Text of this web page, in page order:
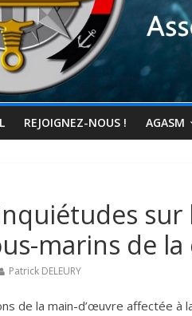
REJOIGNEZ-NOUS ! AGASM
marins de la
Patrick DELEURY
de la main-d’œuvre affectée à